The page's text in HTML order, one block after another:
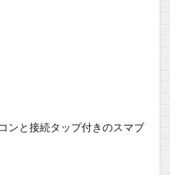
ンと接続タップ付きのスマブ